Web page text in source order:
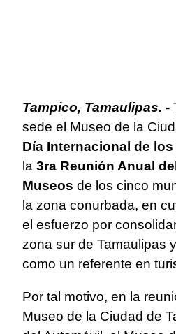
Tampico, Tamaulipas. -
sede el Museo de la
Día Internacional de
la 3ra Reunión Anual
Museos de los cinco
la zona conurbada, en
el esfuerzo por
zona sur de Tamaulipas
como un referente en
Por tal motivo, en la
Museo de la Ciudad de